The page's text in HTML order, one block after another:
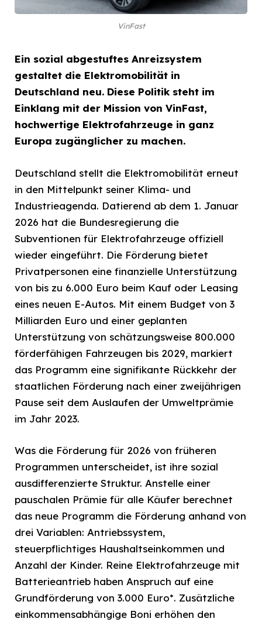
VinFast
Ein sozial abgestuftes Anreizsystem
gestaltet die Elektromobilität in
Deutschland neu. Diese Politik steht im
Einklang mit der Mission von VinFast,
hochwertige Elektrofahrzeuge in ganz
Europa zugänglicher zu machen.
Deutschland stellt die Elektromobilität erneut
in den Mittelpunkt seiner Klima- und
Industrieagenda. Datierend ab dem 1. Januar
2026 hat die Bundesregierung die
Subventionen für Elektrofahrzeuge offiziell
wieder eingeführt. Die Förderung bietet
Privatpersonen eine finanzielle Unterstützung
von bis zu 6.000 Euro beim Kauf oder Leasing
eines neuen E-Autos. Mit einem Budget von 3
Milliarden Euro und einer geplanten
Unterstützung von schätzungsweise 800.000
förderfähigen Fahrzeugen bis 2029, markiert
das Programm eine signifikante Rückkehr der
staatlichen Förderung nach einer zweijährigen
Pause seit dem Auslaufen der Umweltprämie
im Jahr 2023.
Was die Förderung für 2026 von früheren
Programmen unterscheidet, ist ihre sozial
ausdifferenzierte Struktur. Anstelle einer
pauschalen Prämie für alle Käufer berechnet
das neue Programm die Förderung anhand von
drei Variablen: Antriebssystem,
steuerpflichtiges Haushaltseinkommen und
Anzahl der Kinder. Reine Elektrofahrzeuge mit
Batterieantrieb haben Anspruch auf eine
Grundförderung von 3.000 Euro*. Zusätzliche
einkommensabhängige Boni erhöhen den